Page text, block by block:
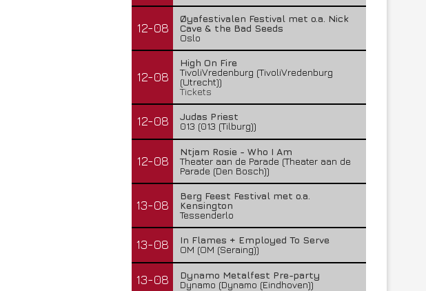
12-08
Øyafestivalen Festival met o.a. Nick
Cave & the Bad Seeds
Oslo
12-08
High On Fire
TivoliVredenburg (TivoliVredenburg
(Utrecht))
Tickets
12-08
Judas Priest
013 (013 (Tilburg))
12-08
Ntjam Rosie - Who I Am
Theater aan de Parade (Theater aan de
Parade (Den Bosch))
13-08
Berg Feest Festival met o.a.
Kensington
Tessenderlo
13-08
In Flames + Employed To Serve
OM (OM (Seraing))
13-08
Dynamo Metalfest Pre-party
Dynamo (Dynamo (Eindhoven))